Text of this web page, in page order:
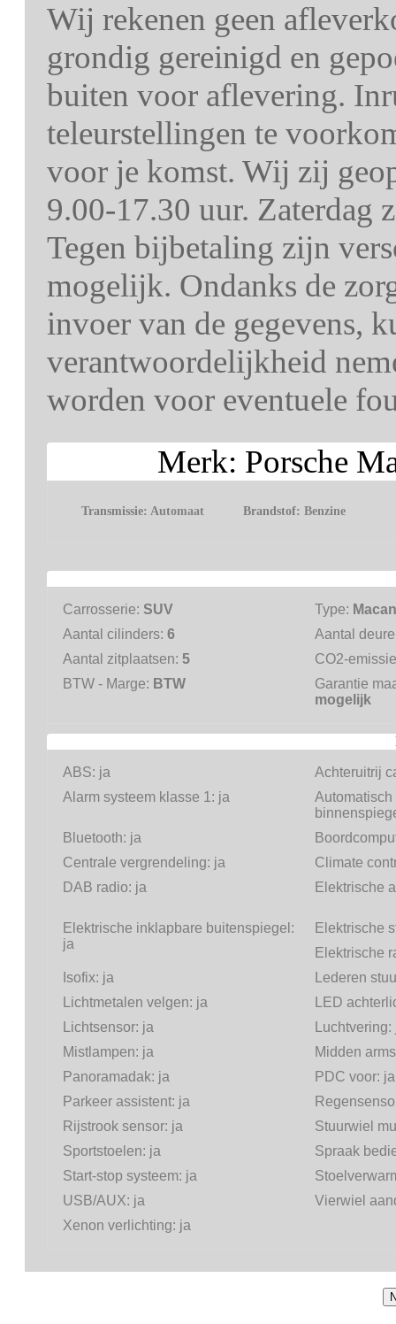
Wij rekenen geen
grondig gereinigd en
buiten voor aflevering.
teleurstellingen te
voor je komst. Wij zij
9.00-17.30 uur. Zaterdag
Tegen bijbetaling zijn
mogelijk. Ondanks de
invoer van de gegevens,
verantwoordelijkheid
worden voor eventuele
Merk: Porsche
Transmissie:Automaat Brandstof:Benzine
Carrosserie: SUV Type:
Aantal cilinders: 6
Aantal
Aantal zitplaatsen: 5
CO2-
BTW - Marge: BTW
Garantie
mogelijk
ABS: ja
Achteruitrij
Alarm systeem klasse 1: ja
Bluetooth: ja
Centrale vergrendeling: ja
Climate
DAB radio: ja Elektrische
Elektrische inklapbare buitenspiegel:
ja
Elektrische
Elektrische
Isofix: ja
Lederen
Lichtmetalen velgen: ja
LED
Lichtsensor: ja Luchtvering:
Mistlampen: ja
Midden
Panoramadak: ja PDC voor: ja
Parkeer assistent: ja
Rijstrook sensor: ja
Stuurwiel
Sportstoelen: ja
Spraak
Start-stop systeem: ja
USB/AUX: ja
Vierwiel
Xenon verlichting: ja